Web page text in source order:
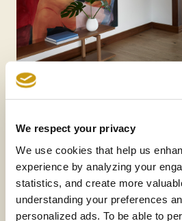
We respect your privacy
We use cookies that help us
experience by analyzing your
statistics, and create more
understanding your preferences
personalized ads. To be able to